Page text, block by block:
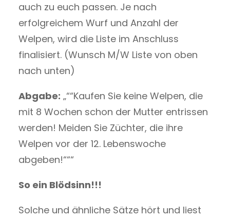
auch zu euch passen. Je nach
erfolgreichem Wurf und Anzahl der
Welpen, wird die Liste im Anschluss
finalisiert. (Wunsch M/W Liste von oben
nach unten)
Abgabe: „““Kaufen Sie keine Welpen, die
mit 8 Wochen schon der Mutter entrissen
werden! Meiden Sie Züchter, die ihre
Welpen vor der 12. Lebenswoche
abgeben!“““
So ein Blödsinn!!!
Solche und ähnliche Sätze hört und liest